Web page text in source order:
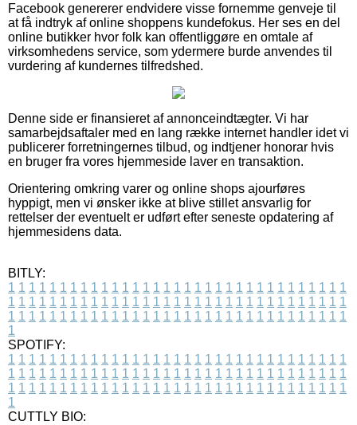
Facebook genererer endvidere visse fornemme genveje til
at få indtryk af online shoppens kundefokus. Her ses en del
online butikker hvor folk kan offentliggøre en omtale af
virksomhedens service, som ydermere burde anvendes til
vurdering af kundernes tilfredshed.
Denne side er finansieret af annonceindtægter. Vi har
samarbejdsaftaler med en lang række internet handler idet vi
publicerer forretningernes tilbud, og indtjener honorar hvis
en bruger fra vores hjemmeside laver en transaktion.
Orientering omkring varer og online shops ajourføres
hyppigt, men vi ønsker ikke at blive stillet ansvarlig for
rettelser der eventuelt er udført efter seneste opdatering af
hjemmesidens data.
BITLY:
1 1 1 1 1 1 1 1 1 1 1 1 1 1 1 1 1 1 1 1 1 1 1 1 1 1 1 1 1 1 1 1 1
1 1 1 1 1 1 1 1 1 1 1 1 1 1 1 1 1 1 1 1 1 1 1 1 1 1 1 1 1 1 1 1 1
1 1 1 1 1 1 1 1 1 1 1 1 1 1 1 1 1 1 1 1 1 1 1 1 1 1 1 1 1 1 1 1 1
1
SPOTIFY:
1 1 1 1 1 1 1 1 1 1 1 1 1 1 1 1 1 1 1 1 1 1 1 1 1 1 1 1 1 1 1 1 1
1 1 1 1 1 1 1 1 1 1 1 1 1 1 1 1 1 1 1 1 1 1 1 1 1 1 1 1 1 1 1 1 1
1 1 1 1 1 1 1 1 1 1 1 1 1 1 1 1 1 1 1 1 1 1 1 1 1 1 1 1 1 1 1 1 1
1
CUTTLY BIO: